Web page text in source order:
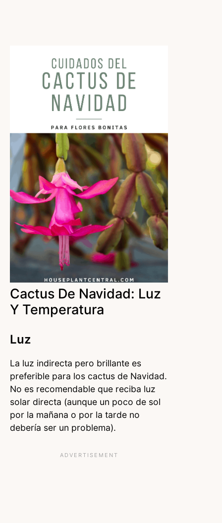
Cactus De Navidad: Luz
Y Temperatura
Luz
La luz indirecta pero brillante es
preferible para los cactus de Navidad.
No es recomendable que reciba luz
solar directa (aunque un poco de sol
por la mañana o por la tarde no
debería ser un problema).